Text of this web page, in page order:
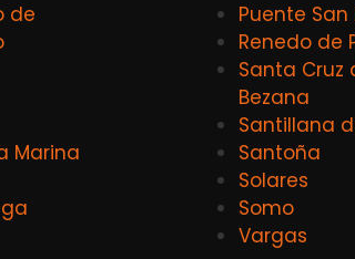
de
Marina
Puente San
Renedo de
Santa Cruz
Bezana
Santillana
Santoña
Solares
Somo
Vargas